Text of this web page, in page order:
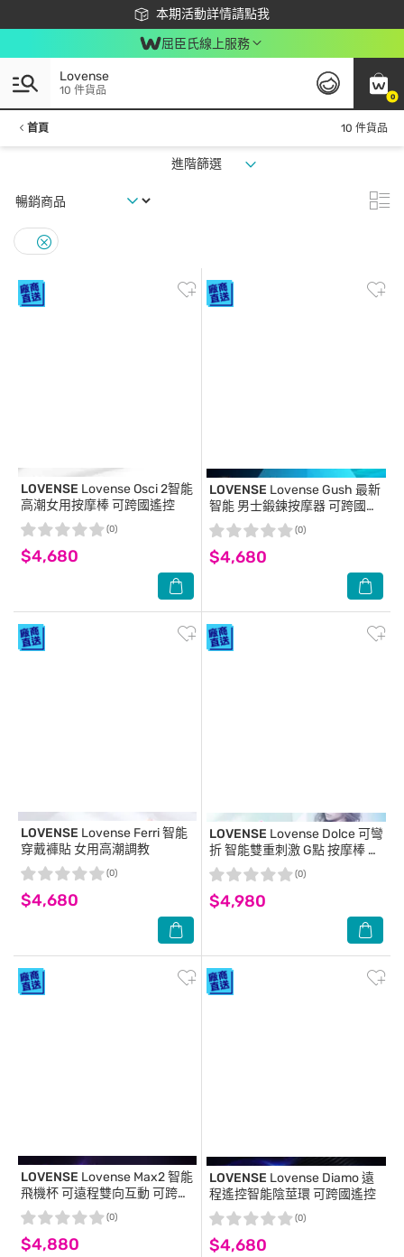
本期活動詳情請點我
下載app最高回饋$350
屈臣氏線上服務
0
Lovense
10 件貨品
首頁 10 件貨品
進階篩選
LOVENSE Lovense Osci 2智能
高潮女用按摩棒 可跨國遙控
$4,680
(0)
LOVENSE Lovense Gush 最新
智能 男士鍛鍊按摩器 可跨國遙
控
$4,680
(0)
LOVENSE Lovense Ferri 智能
穿戴褲貼 女用高潮調教
$4,680
(0)
LOVENSE Lovense Dolce 可彎
折 智能雙重刺激 G點 按摩棒 可
跨國遙控
$4,980
(0)
LOVENSE Lovense Max2 智能
飛機杯 可遠程雙向互動 可跨國
遙控
$4,880
(0)
LOVENSE Lovense Diamo 遠
程遙控智能陰莖環 可跨國遙控
$4,680
(0)